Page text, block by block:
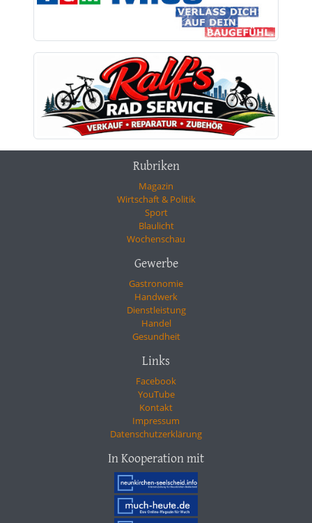
Rubriken
Magazin
Wirtschaft & Politik
Sport
Blaulicht
Wochenschau
Gewerbe
Gastronomie
Handwerk
Dienstleistung
Handel
Gesundheit
Links
Facebook
YouTube
Kontakt
Impressum
Datenschutzerklärung
In Kooperation mit